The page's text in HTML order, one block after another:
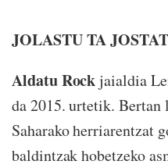
JOLASTU TA
Aldatu Rockjaialdia
da 2015. urtetik.
Saharako herriarentzat
baldintzak hobetzeko